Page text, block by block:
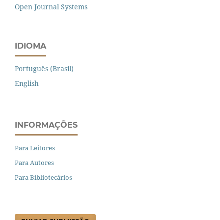
Open Journal Systems
IDIOMA
Português (Brasil)
English
INFORMAÇÕES
Para Leitores
Para Autores
Para Bibliotecários